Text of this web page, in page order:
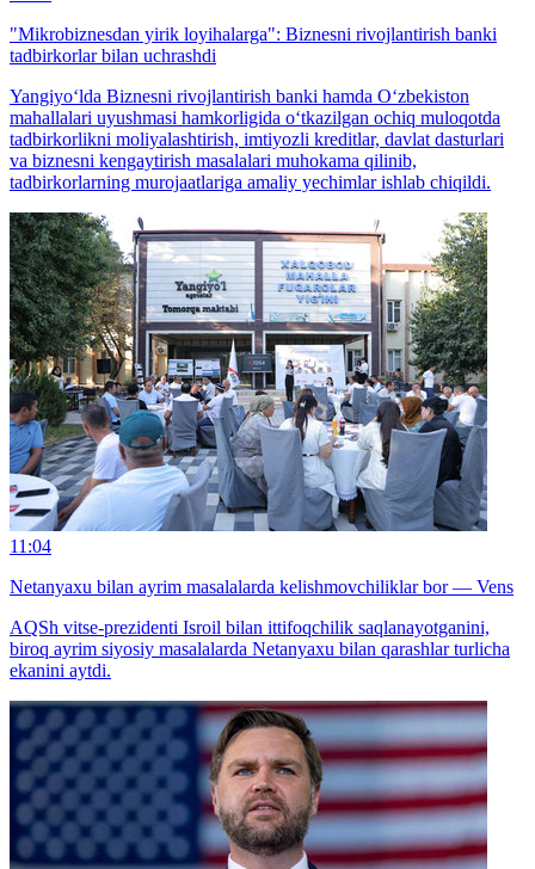
"Mikrobiznesdan yirik loyihalarga": Biznesni rivojlantirish banki
tadbirkorlar bilan uchrashdi
Yangiyo‘lda Biznesni rivojlantirish banki hamda O‘zbekiston
mahallalari uyushmasi hamkorligida o‘tkazilgan ochiq muloqotda
tadbirkorlikni moliyalashtirish, imtiyozli kreditlar, davlat dasturlari
va biznesni kengaytirish masalalari muhokama qilinib,
tadbirkorlarning murojaatlariga amaliy yechimlar ishlab chiqildi.
11:04
Netanyaxu bilan ayrim masalalarda kelishmovchiliklar bor — Vens
AQSh vitse-prezidenti Isroil bilan ittifoqchilik saqlanayotganini,
biroq ayrim siyosiy masalalarda Netanyaxu bilan qarashlar turlicha
ekanini aytdi.